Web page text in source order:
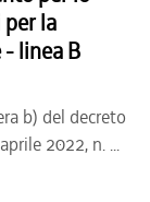
la
linea B
b) del decreto
2022, n. ...